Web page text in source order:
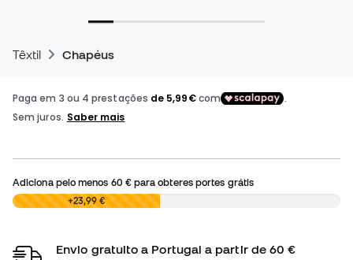
Têxtil Chapéus
Adiciona pelo menos 60 €para obteres portes grátis
0,00 € +23,99 €
Envio gratuito a Portugal a partir de 60 €